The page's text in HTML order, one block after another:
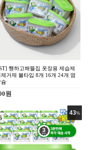
조이수 초순수 3차 살균 정제수 증
0